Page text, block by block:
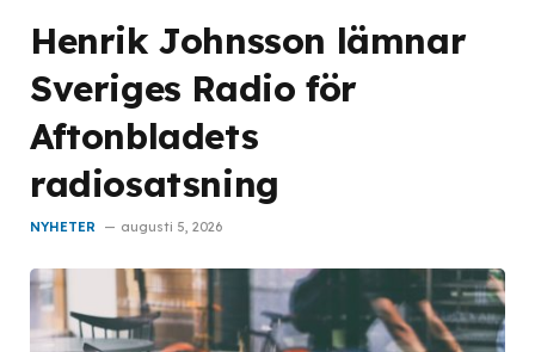
Henrik Johnsson lämnar
Sveriges Radio för
Aftonbladets
radiosatsning
NYHETER augusti 5, 2026